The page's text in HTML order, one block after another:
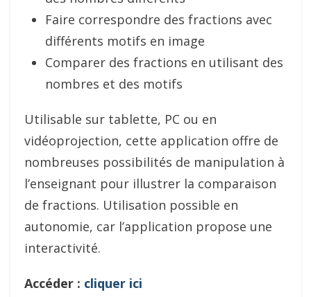
Faire correspondre des fractions avec
différents motifs en image
Comparer des fractions en utilisant des
nombres et des motifs
Utilisable sur tablette, PC ou en
vidéoprojection, cette application offre de
nombreuses possibilités de manipulation à
l’enseignant pour illustrer la comparaison
de fractions. Utilisation possible en
autonomie, car l’application propose une
interactivité.
Accéder : cliquer ici